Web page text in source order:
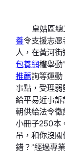
皇姑區
養令支援志
人，在黃河
包養網權舉動
推薦詢等運
事點，受理
給平易近事
朝供給法令
小冊子250本
吊，和你沒關
錯？”經過專